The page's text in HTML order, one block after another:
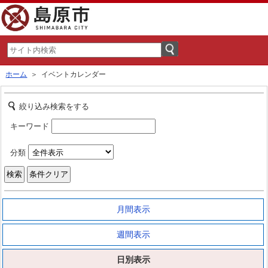
ホーム ＞ イベントカレンダー
絞り込み検索をする
キーワード
分類
月間表示
週間表示
日別表示